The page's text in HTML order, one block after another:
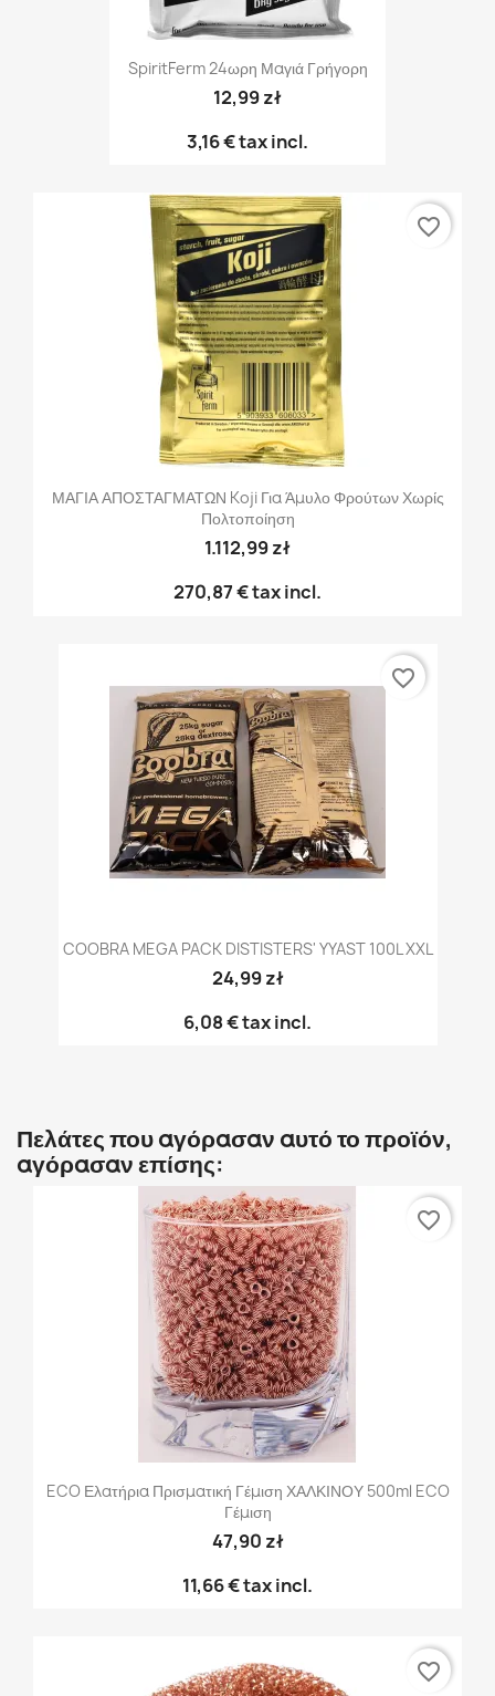
SpiritFerm 24ωρη Μαγιά Γρήγορη
12,99 zł
3,16 €tax incl.
ΜΑΓΙΑ ΑΠΟΣΤΑΓΜΑΤΩΝ Koji Για Άμυλο Φρούτων Χωρίς
Πολτοποίηση
1.112,99 zł
270,87 €tax incl.
favorite_border
COOBRA MEGA PACK DISTISTERS' YYAST 100L XXL
24,99 zł
6,08 €tax incl.
favorite_border
Πελάτες που αγόρασαν αυτό το προϊόν,
αγόρασαν επίσης:
ECO Ελατήρια Πρισματική Γέμιση ΧΑΛΚΙΝΟΥ 500ml ECO
Γέμιση
47,90 zł
11,66 €tax incl.
favorite_border
favorite_border